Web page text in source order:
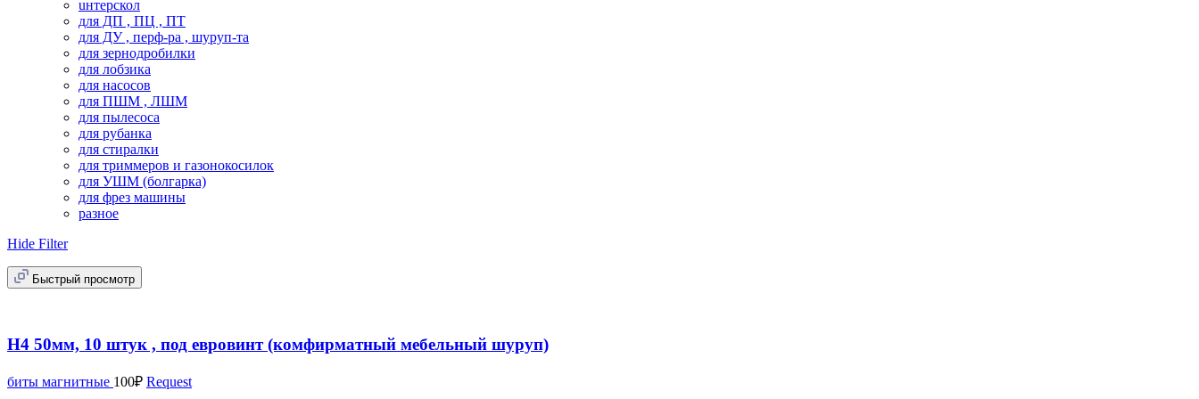
uнтерскол
для ДП , ПЦ , ПТ
для ДУ , перф-ра , шуруп-та
для зернодробилки
для лобзика
для насосов
для ПШМ , ЛШМ
для пылесоса
для рубанка
для стиралки
для триммеров и газонокосилок
для УШМ (болгарка)
для фрез машины
разное
Hide Filter
Быстрый просмотр
H4 50мм, 10 штук , под евровинт (комфирматный мебельный шуруп)
биты магнитные 100₽ Request